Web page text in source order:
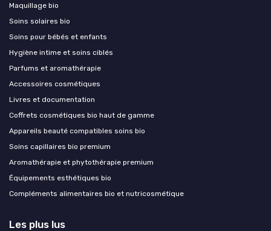
Maquillage bio
Soins solaires bio
Soins pour bébés et enfants
Hygiène intime et soins ciblés
Parfums et aromathérapie
Accessoires cosmétiques
Livres et documentation
Coffrets cosmétiques bio haut de gamme
Appareils beauté compatibles soins bio
Soins capillaires bio premium
Aromathérapie et phytothérapie premium
Équipements esthétiques bio
Compléments alimentaires bio et nutricosmétique
Les plus lus